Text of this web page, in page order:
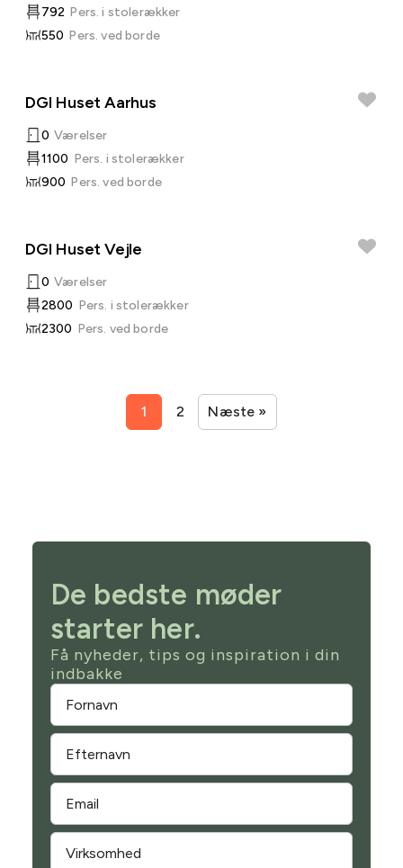
792 Pers. i stolerækker
550 Pers. ved borde
DGI Huset Aarhus
0 Værelser
1100 Pers. i stolerækker
900 Pers. ved borde
DGI Huset Vejle
0 Værelser
2800 Pers. i stolerækker
2300 Pers. ved borde
1 2 Næste »
De bedste møder
starter her.
Få nyheder, tips og inspiration i din
indbakke